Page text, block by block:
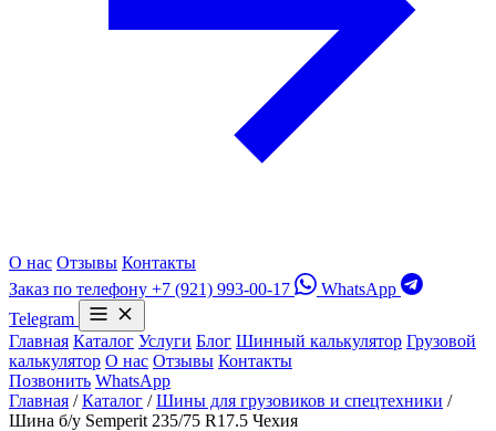
О нас Отзывы Контакты
Заказ по телефону +7 (921) 993-00-17
WhatsApp
Telegram
Главная Каталог Услуги Блог Шинный калькулятор Грузовой
калькулятор О нас Отзывы Контакты
Позвонить WhatsApp
Главная / Каталог / Шины для грузовиков и спецтехники /
Шина б/у Semperit 235/75 R17.5 Чехия